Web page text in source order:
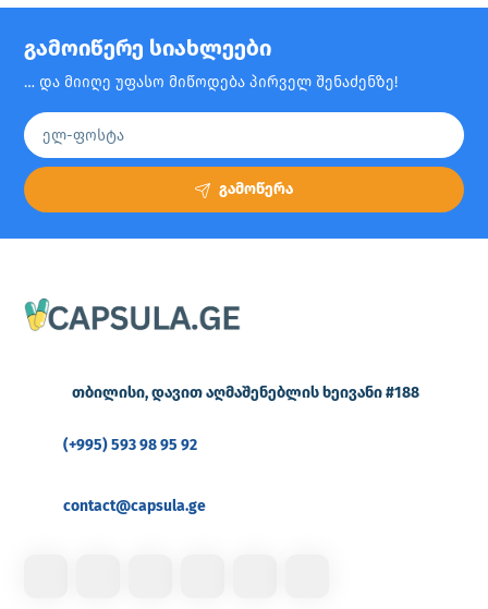
გამოიწერე სიახლეები
… და მიიღე უფასო მიწოდება პირველ შენაძენზე!
გამოწერა
თბილისი, დავით აღმაშენებლის ხეივანი #188
(+995) 593 98 95 92
contact@capsula.ge